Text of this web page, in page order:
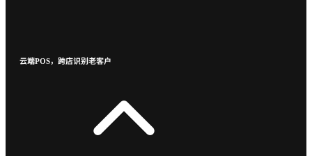
云端POS，跨店识别老客户